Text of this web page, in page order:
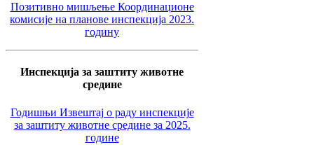
Позитивно мишљење Координационе
комисије на планове инспекција 2023.
годину
Инспекција за заштиту животне
средине
Годишњи Извештај о раду инспекције
за заштиту животне средине за 2025.
године